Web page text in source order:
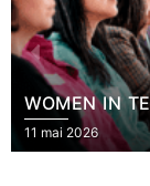
GROW